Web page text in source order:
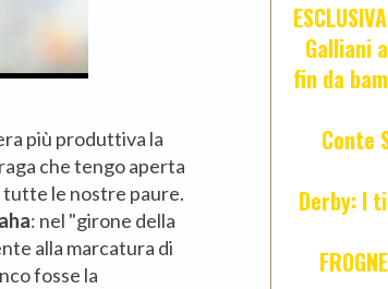
più produttiva la
che tengo aperta
tutte le nostre paure.
: nel "girone della
alla marcatura di
fosse la
Galliani
fin da
Conte
Derby: I